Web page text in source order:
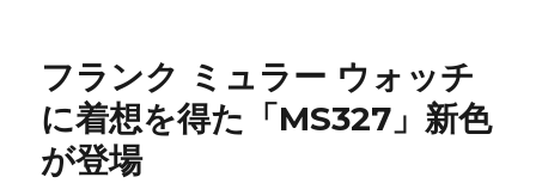
ー
チ
ル
フランク ミュラー ウォッチ
に着想を得た「MS327」新色
が登場